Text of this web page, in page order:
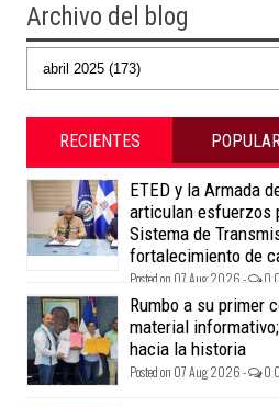
Archivo del blog
RECIENTES POPULAR
ETED y la Armada
articulan esfuerzos
Sistema de
fortalecimiento de
Posted on 07 Aug 2026 - 0
Rumbo a su primer
material
hacia la historia
Posted on 07 Aug 2026 - 0